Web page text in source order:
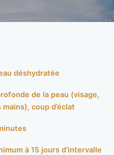
déshydratée
de la peau (visage,
coup d’éclat
à 15 jours d’intervalle